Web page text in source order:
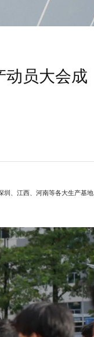
动员大会成
圳、江西、河南等各大生产基地